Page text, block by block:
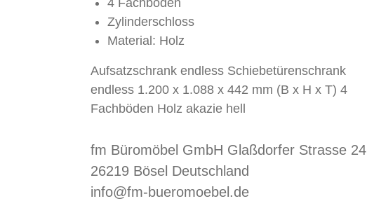
4 Fachböden
Zylinderschloss
Material: Holz
Aufsatzschrank endless Schiebetürenschrank
endless 1.200 x 1.088 x 442 mm (B x H x T) 4
Fachböden Holz akazie hell
fm Büromöbel GmbH Glaßdorfer Strasse 24
26219 Bösel Deutschland
info@fm-bueromoebel.de